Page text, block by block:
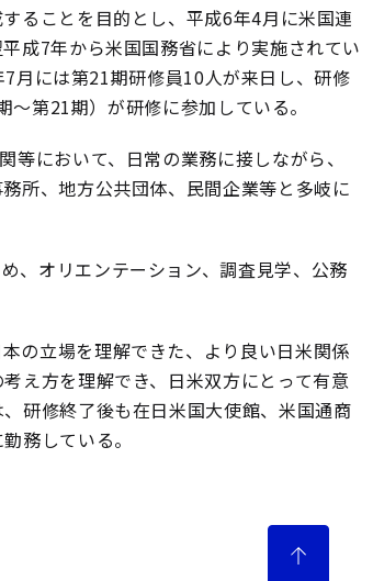
ることを目的とし、平成6年4月に米国連
成7年から米国国務省により実施されてい
月には第21期研修員10人が来日し、研修
第21期）が研修に参加している。
において、日常の業務に接しながら、
所、地方公共団体、民間企業等と多岐に
、オリエンテーション、調査見学、公務
の立場を理解できた、より良い日米関係
え方を理解でき、日米双方にとって有意
研修終了後も在日米国大使館、米国通商
務している。